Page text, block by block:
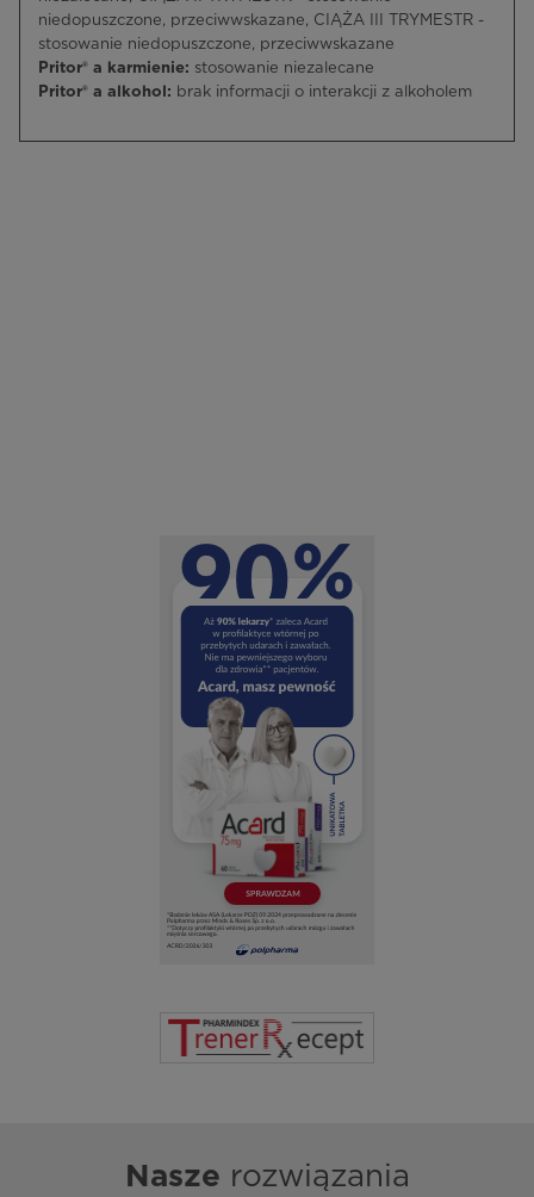
niedopuszczone, przeciwwskazane, CIĄŻA III TRYMESTR -
stosowanie niedopuszczone, przeciwwskazane
Pritor® a karmienie: stosowanie niezalecane
Pritor® a alkohol: brak informacji o interakcji z alkoholem
Nasze rozwiązania